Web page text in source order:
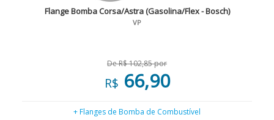
Flange Bomba Corsa/Astra (Gasolina/Flex - Bosch)
VP
De R$ 102,85 por
R$ 66,90
+ Flanges de Bomba de Combustível